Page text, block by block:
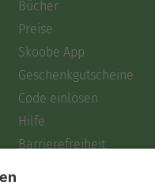
Bücher
Preise
Skoobe App
Geschenkgutscheine
Code einlösen
Hilfe
Barrierefreiheit